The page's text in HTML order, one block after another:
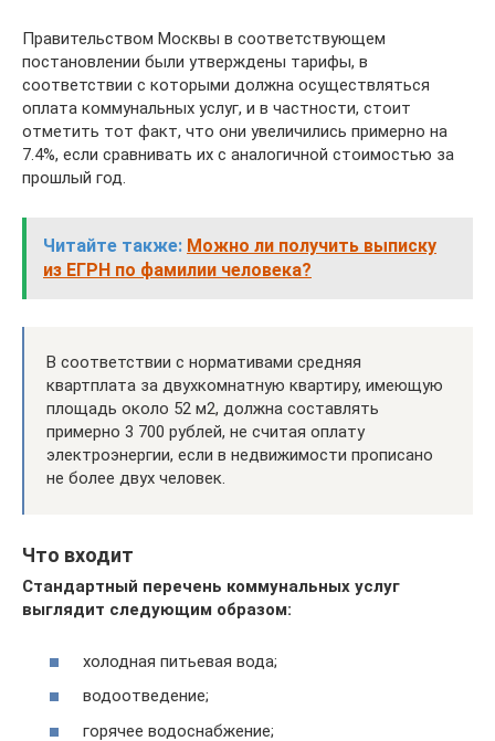
Правительством Москвы в соответствующем
постановлении были утверждены тарифы, в
соответствии с которыми должна осуществляться
оплата коммунальных услуг, и в частности, стоит
отметить тот факт, что они увеличились примерно на
7.4%, если сравнивать их с аналогичной стоимостью за
прошлый год.
Читайте также: Можно ли получить выписку
из ЕГРН по фамилии человека?
В соответствии с нормативами средняя
квартплата за двухкомнатную квартиру, имеющую
площадь около 52 м2, должна составлять
примерно 3 700 рублей, не считая оплату
электроэнергии, если в недвижимости прописано
не более двух человек.
Что входит
Стандартный перечень коммунальных услуг
выглядит следующим образом:
холодная питьевая вода;
водоотведение;
горячее водоснабжение;